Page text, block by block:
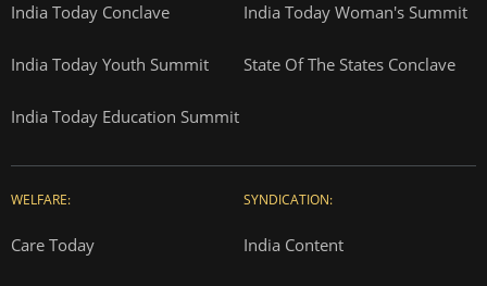
India Today Conclave India Today Woman's Summit
India Today Youth Summit State Of The States Conclave
India Today Education Summit
WELFARE:
Care Today
SYNDICATION:
India Content